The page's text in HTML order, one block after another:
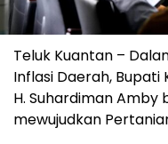
Teluk Kuantan –
Inflasi Daerah, Bupati
H. Suhardiman
mewujudkan